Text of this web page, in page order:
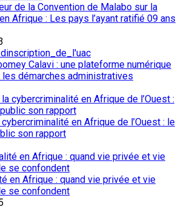
de la Convention de Malabo sur la
Afrique : Les pays l’ayant ratifié 09 ans
Calavi : une plateforme numérique
démarches administratives
en Afrique de l’Ouest : le
son rapport
en Afrique : quand vie privée et vie
se confondent